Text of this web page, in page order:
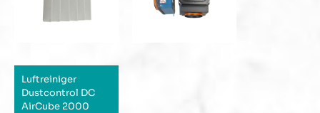
Luftreiniger
Dustcontrol DC
AirCube 2000